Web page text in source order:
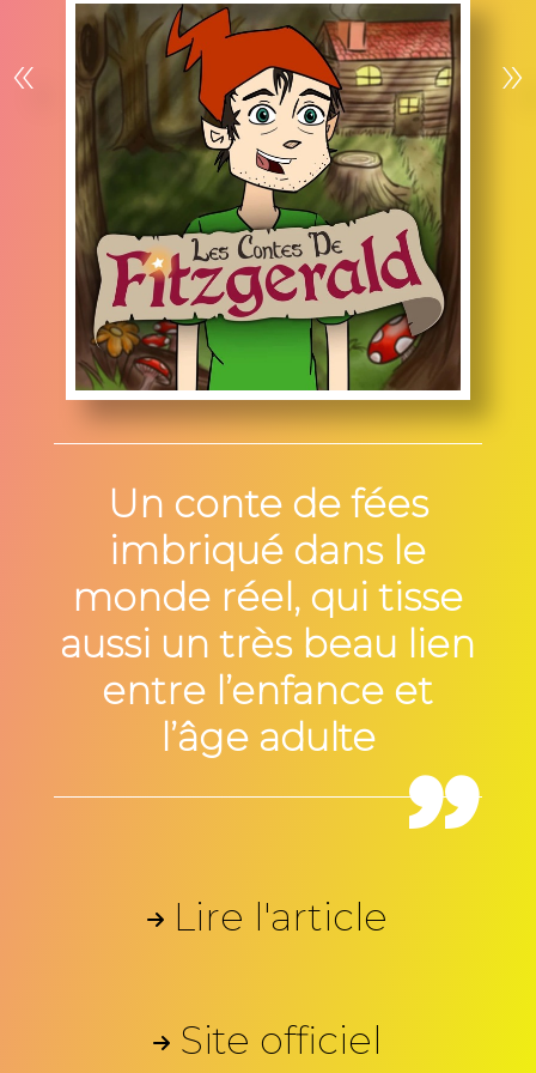
« »
Un conte de fées
imbriqué dans le
monde réel, qui tisse
aussi un très beau lien
entre l’enfance et
l’âge adulte
Lire l'article
Site officiel